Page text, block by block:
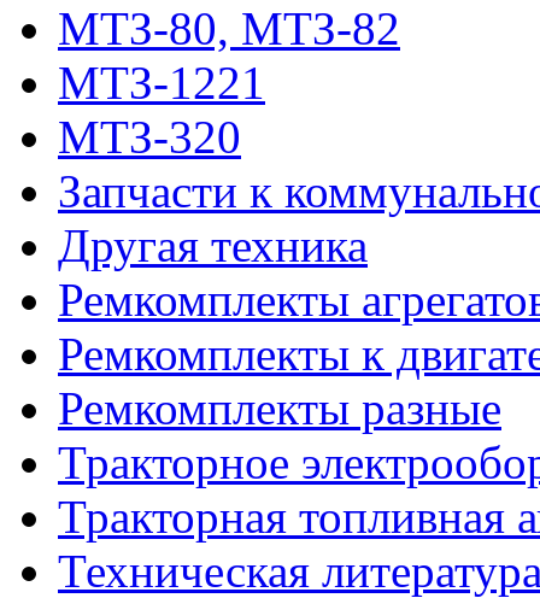
МТЗ-80, МТЗ-82
МТЗ-1221
МТЗ-320
Запчасти к
Другая техника
Ремкомплекты
Ремкомплекты к
Ремкомплекты разные
Тракторное
Тракторная топливная
Техническая